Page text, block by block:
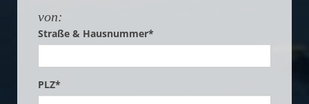
von:
Straße & Hausnummer*
PLZ*